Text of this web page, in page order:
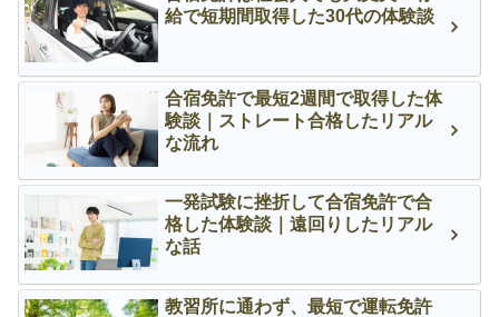
給で短期間取得した30代の体験談
合宿免許で最短2週間で取得した体
験談｜ストレート合格したリアル
な流れ
一発試験に挫折して合宿免許で合
格した体験談｜遠回りしたリアル
な話
教習所に通わず、最短で運転免許